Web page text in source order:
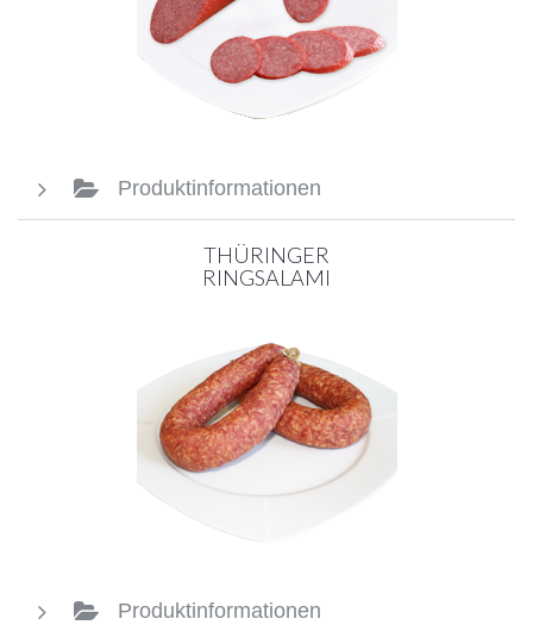
Produktinformationen
THÜRINGER
RINGSALAMI
Produktinformationen